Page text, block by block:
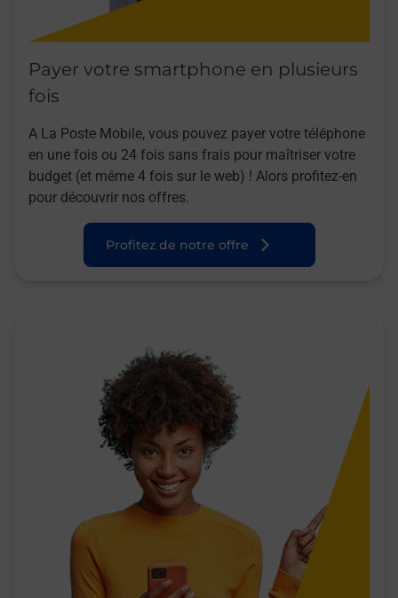
Payer votre smartphone en plusieurs
fois
A La Poste Mobile, vous pouvez payer votre téléphone
en une fois ou 24 fois sans frais pour maîtriser votre
budget (et même 4 fois sur le web) ! Alors profitez-en
pour découvrir nos offres.
Profitez de notre offre